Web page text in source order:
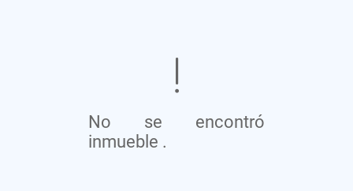
No se encontró
inmueble .